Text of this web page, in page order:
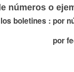
números o
boletines : por
por